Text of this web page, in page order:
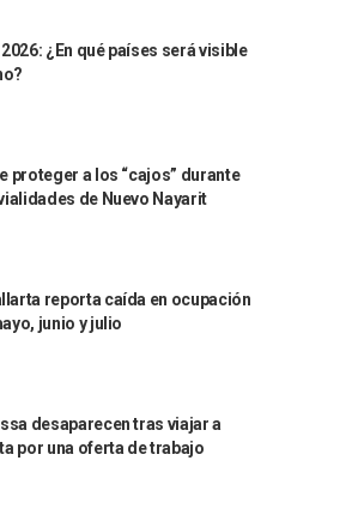
¿En qué países será visible
proteger a los “cajos” durante
de Nuevo Nayarit
reporta caída en ocupación
junio y julio
desaparecen tras viajar a
por una oferta de trabajo